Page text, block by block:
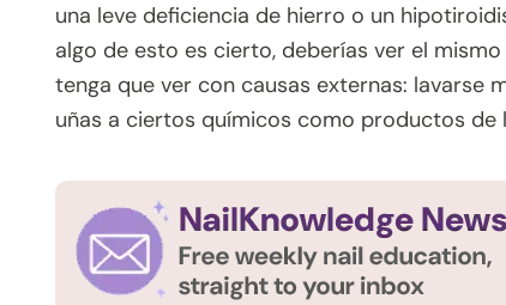
una leve deficiencia de hierro o un
algo de esto es cierto, deberías ver el
tenga que ver con causas externas: lavarse
uñas a ciertos químicos como productos de